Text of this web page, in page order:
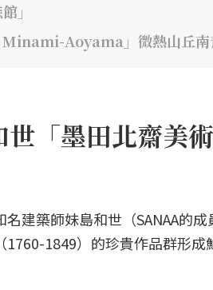
」
Aoyama」微熱山丘南
「墨田北齋美術
建築師妹島和世（SANAA的
1849）的珍貴作品群形成